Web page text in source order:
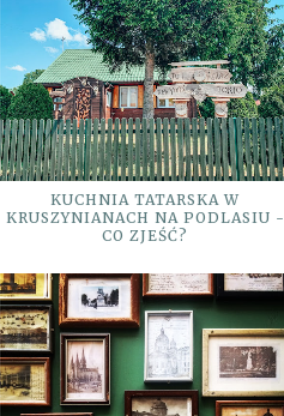
KUCHNIA TATARSKA W
KRUSZYNIANACH NA PODLASIU -
CO ZJEŚĆ?